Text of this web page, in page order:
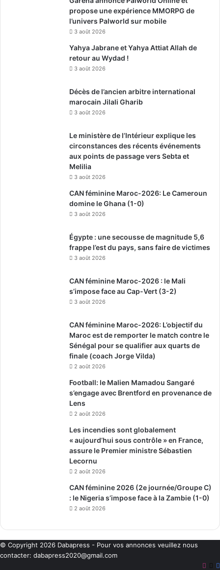
propose une expérience MMORPG de
l’univers Palworld sur mobile
3 août 2026
Yahya Jabrane et Yahya Attiat Allah de
retour au Wydad !
3 août 2026
Décès de l’ancien arbitre international
marocain Jilali Gharib
3 août 2026
Le ministère de l’Intérieur explique les
circonstances des récents événements
aux points de passage vers Sebta et
Melilia
3 août 2026
CAN féminine Maroc-2026: Le Cameroun
domine le Ghana (1-0)
3 août 2026
Égypte : une secousse de magnitude 5,6
frappe l’est du pays, sans faire de victimes
3 août 2026
CAN féminine Maroc-2026 : le Mali
s’impose face au Cap-Vert (3-2)
3 août 2026
CAN féminine Maroc-2026: L’objectif du
Maroc est de remporter le match contre le
Sénégal pour se qualifier aux quarts de
finale (coach Jorge Vilda)
2 août 2026
Football: le Malien Mamadou Sangaré
s’engage avec Brentford en provenance de
Lens
2 août 2026
Les incendies sont globalement
« aujourd’hui sous contrôle » en France,
assure le Premier ministre Sébastien
Lecornu
2 août 2026
CAN féminine 2026 (2e journée/Groupe C)
: le Nigeria s’impose face à la Zambie (1-0)
2 août 2026
© Copyright 2026 Dabapress - Pour vos annonces veuillez nous
contacter: dabapress2020@gmail.com